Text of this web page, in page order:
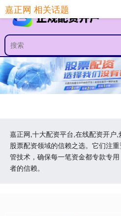
嘉正网,十大配资平台,在线配资开户
股票配资领域的信赖之选。它们注
管技术，确保每一笔资金都专款专
者的信赖。
嘉正网 相关话题